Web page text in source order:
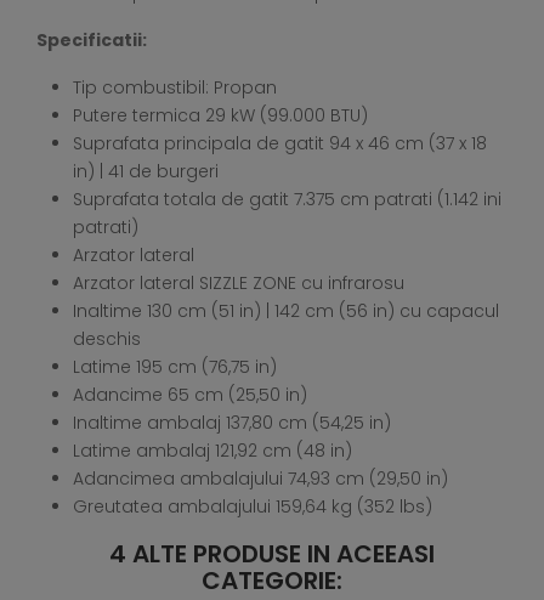
Specificatii:
Tip combustibil: Propan
Putere termica 29 kW (99.000 BTU)
Suprafata principala de gatit 94 x 46 cm (37 x 18
in) | 41 de burgeri
Suprafata totala de gatit 7.375 cm patrati (1.142 ini
patrati)
Arzator lateral
Arzator lateral SIZZLE ZONE cu infrarosu
Inaltime 130 cm (51 in) | 142 cm (56 in) cu capacul
deschis
Latime 195 cm (76,75 in)
Adancime 65 cm (25,50 in)
Inaltime ambalaj 137,80 cm (54,25 in)
Latime ambalaj 121,92 cm (48 in)
Adancimea ambalajului 74,93 cm (29,50 in)
Greutatea ambalajului 159,64 kg (352 lbs)
4 ALTE PRODUSE IN ACEEASI
CATEGORIE: